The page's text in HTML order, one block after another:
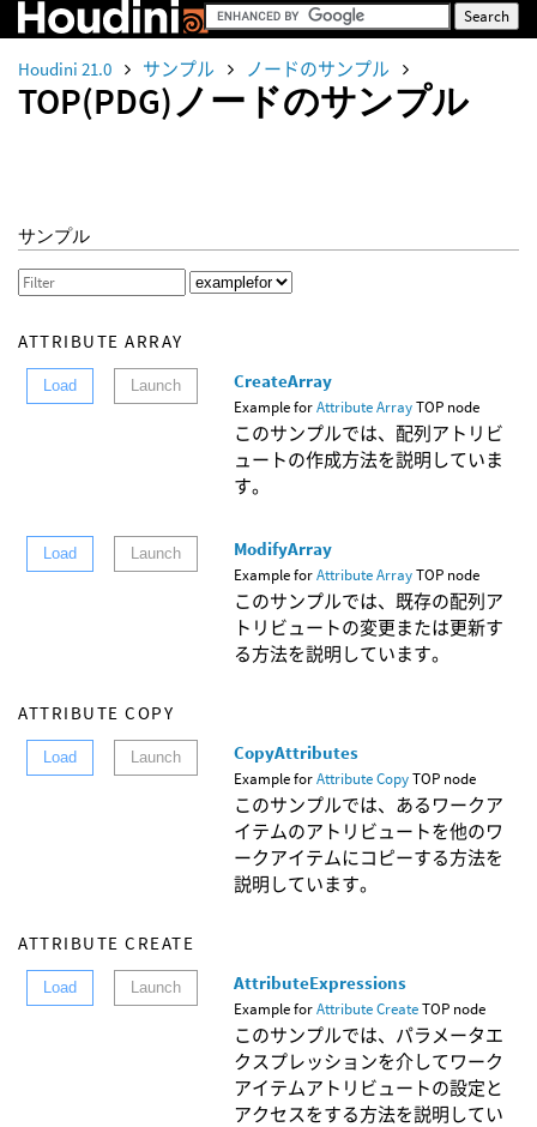
Houdini 21.0 サンプル ノードのサンプル
TOP(PDG)ノードのサンプル
サンプル
ATTRIBUTE ARRAY
Load Launch CreateArray
Example forAttribute ArrayTOP node
このサンプルでは、配列アトリビ
ュートの作成方法を説明していま
す。
Load Launch ModifyArray
Example forAttribute ArrayTOP node
このサンプルでは、既存の配列ア
トリビュートの変更または更新す
る方法を説明しています。
ATTRIBUTE COPY
Load Launch CopyAttributes
Example forAttribute CopyTOP node
このサンプルでは、あるワークア
イテムのアトリビュートを他のワ
ークアイテムにコピーする方法を
説明しています。
ATTRIBUTE CREATE
Load Launch AttributeExpressions
Example forAttribute CreateTOP node
このサンプルでは、パラメータエ
クスプレッションを介してワーク
アイテムアトリビュートの設定と
アクセスをする方法を説明してい